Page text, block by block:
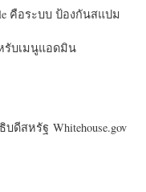
คือระบบ ป้องกันสแปม
รับเมนูแอดมิน
ดีสหรัฐ Whitehouse.gov